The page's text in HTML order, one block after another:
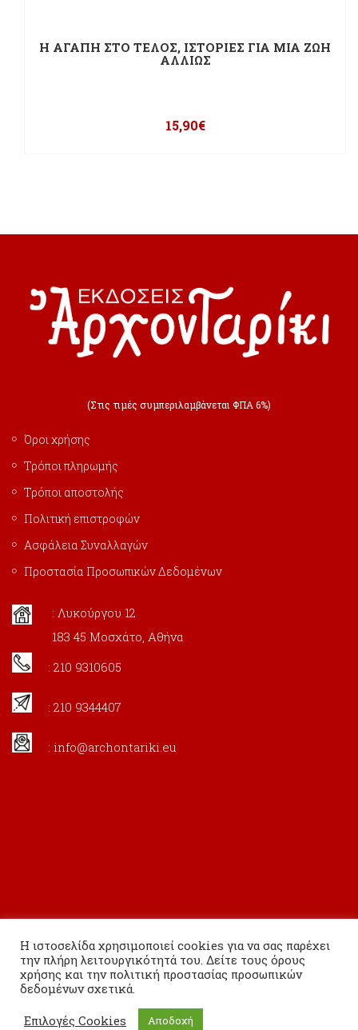
Η ΑΓΑΠΗ ΣΤΟ ΤΕΛΟΣ, ΙΣΤΟΡΙΕΣ ΓΙΑ ΜΙΑ ΖΩΗ
ΑΛΛΙΩΣ
15,90€
(Στις τιμές συμπεριλαμβάνεται ΦΠΑ 6%)
Όροι χρήσης
Τρόποι πληρωμής
Τρόποι αποστολής
Πολιτική επιστροφών
Ασφάλεια Συναλλαγών
Προστασία Προσωπικών Δεδομένων
: Λυκούργου 12
183 45 Μοσχάτο, Αθήνα
: 210 9310605
: 210 9344407
: info@archontariki.eu
Η ιστοσελίδα χρησιμοποιεί cookies για να σας παρέχει
την πλήρη λειτουργικότητά του. Δείτε τους όρους
χρήσης και την πολιτική προστασίας προσωπικών
δεδομένων σχετικά.
Επιλογές Cookies Αποδοχή